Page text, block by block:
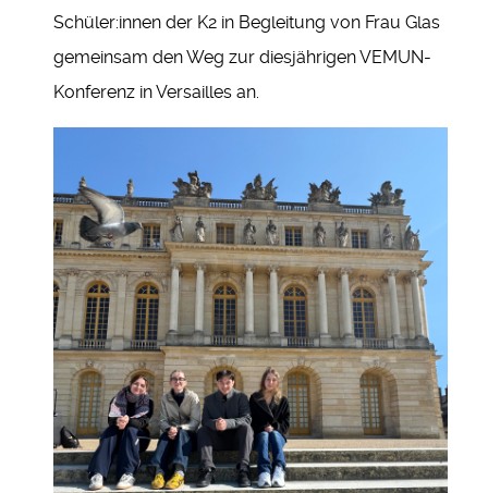
Schüler:innen der K2 in Begleitung von Frau Glas
gemeinsam den Weg zur diesjährigen VEMUN-
Konferenz in Versailles an.